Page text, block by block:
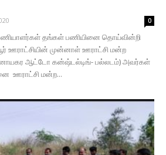
0
பணியாளர்கள் தங்கள் பணியினை தொய்வின்றி
ஊராட்சியின் முன்னாள் ஊராட்சி மன்ற
ஆட்டோ கன்ஷ்டல்டிங்- பல்லடம்) அவர்கள்
ஊராட்சி மன்ற...